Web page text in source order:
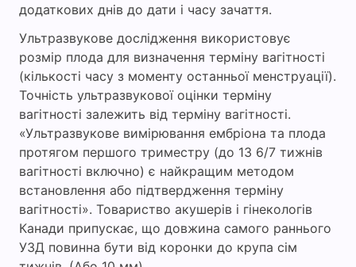
додаткових днів до дати і часу зачаття.
Ультразвукове дослідження використовує
розмір плода для визначення терміну вагітності
(кількості часу з моменту останньої менструації).
Точність ультразвукової оцінки терміну
вагітності залежить від терміну вагітності.
«Ультразвукове вимірювання ембріона та плода
протягом першого триместру (до 13 6/7 тижнів
вагітності включно) є найкращим методом
встановлення або підтвердження терміну
вагітності». Товариство акушерів і гінекологів
Канади припускає, що довжина самого раннього
УЗД повинна бути від коронки до крупа сім